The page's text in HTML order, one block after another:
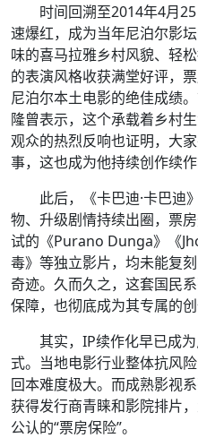
时间回溯至2014年4月
速爆红，成为当年尼泊尔影
味的喜马拉雅乡村风貌、轻
的表演风格收获满堂好评，
尼泊尔本土电影的绝佳成绩
隆曾表示，这个承载着乡村
观众的热烈反响也证明，大
事，这也成为他持续创作续作
此后，《卡巴迪·卡巴迪
物、升级剧情持续出圈，票
试的《Purano Dunga》《
毒》等独立影片，均未能复
奇迹。久而久之，这套国民
保障，也彻底成为其专属的创
其实，IP续作化早已成
式。当地电影行业整体抗风
回本难度极大。而成熟影视
获得发行商青睐和影院排片
公认的“票房保险”。